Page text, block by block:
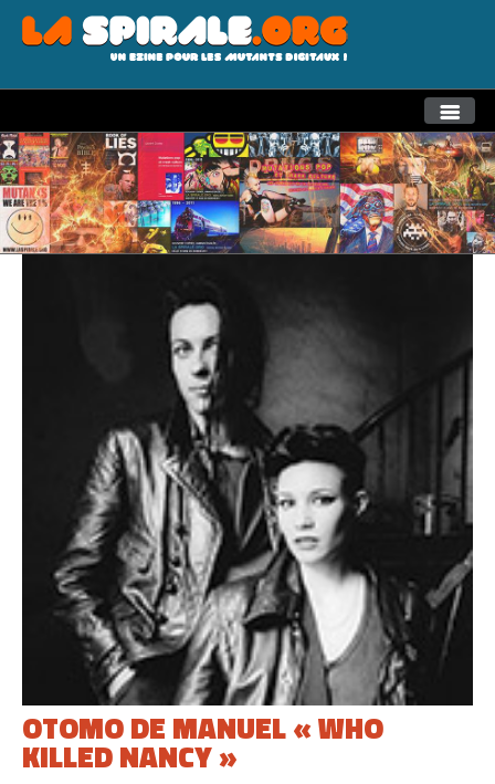
THEMES
RECHERCHE AVANCEE
OTOMO DE MANUEL « WHO
KILLED NANCY »